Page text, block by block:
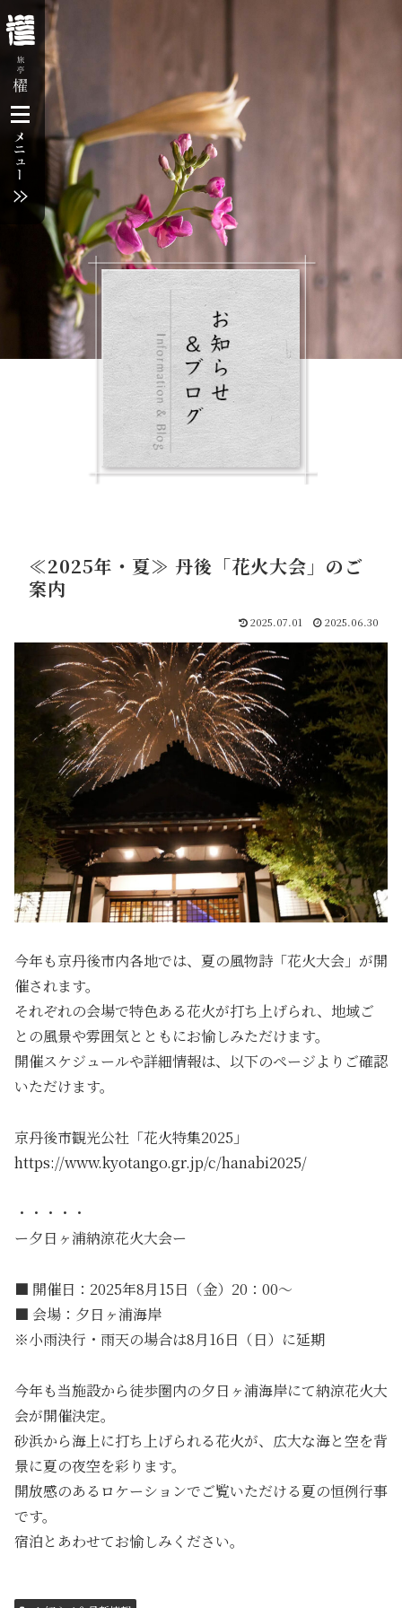
≪2025年・夏≫ 丹後「花火大会」のご
案内
2025.07.01 2025.06.30
今年も京丹後市内各地では、夏の風物詩「花火大会」が開
催されます。
それぞれの会場で特色ある花火が打ち上げられ、地域ご
との風景や雰囲気とともにお愉しみただけます。
開催スケジュールや詳細情報は、以下のページよりご確認
いただけます。
京丹後市観光公社「花火特集2025」
https://www.kyotango.gr.jp/c/hanabi2025/
・・・・・
ー夕日ヶ浦納涼花火大会ー
■ 開催日：2025年8月15日（金）20：00～
■ 会場：夕日ヶ浦海岸
※小雨決行・雨天の場合は8月16日（日）に延期
今年も当施設から徒歩圏内の夕日ヶ浦海岸にて納涼花火大
会が開催決定。
砂浜から海上に打ち上げられる花火が、広大な海と空を背
景に夏の夜空を彩ります。
開放感のあるロケーションでご覧いただける夏の恒例行事
です。
宿泊とあわせてお愉しみください。